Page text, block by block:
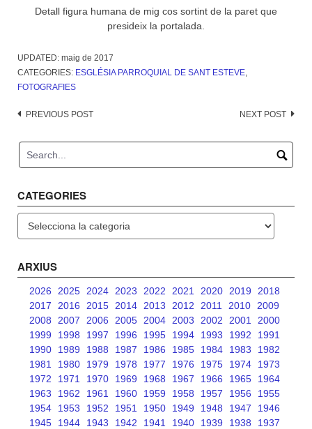
Detall figura humana de mig cos sortint de la paret que
presideix la portalada.
UPDATED: maig de 2017
CATEGORIES: ESGLÉSIA PARROQUIAL DE SANT ESTEVE
FOTOGRAFIES
Post
PREVIOUS POST NEXT POST
CATEGORIES
ARXIUS
2026 2025 2024 2023 2022 2021 2020 2019
2018
2017
2016 2015 2014 2013 2012 2011 2010
2009
2008
2007 2006 2005 2004 2003 2002 2001
2000
1999
1998 1997 1996 1995 1994 1993 1992
1991
1990
1989 1988 1987 1986 1985 1984 1983
1982
1981
1980 1979 1978 1977 1976 1975 1974
1973
1972
1971 1970 1969 1968 1967 1966 1965
1964
1963
1962 1961 1960 1959 1958 1957 1956
1955
1954
1953 1952 1951 1950 1949 1948 1947
1946
1945
1944 1943 1942 1941 1940 1939 1938
1937